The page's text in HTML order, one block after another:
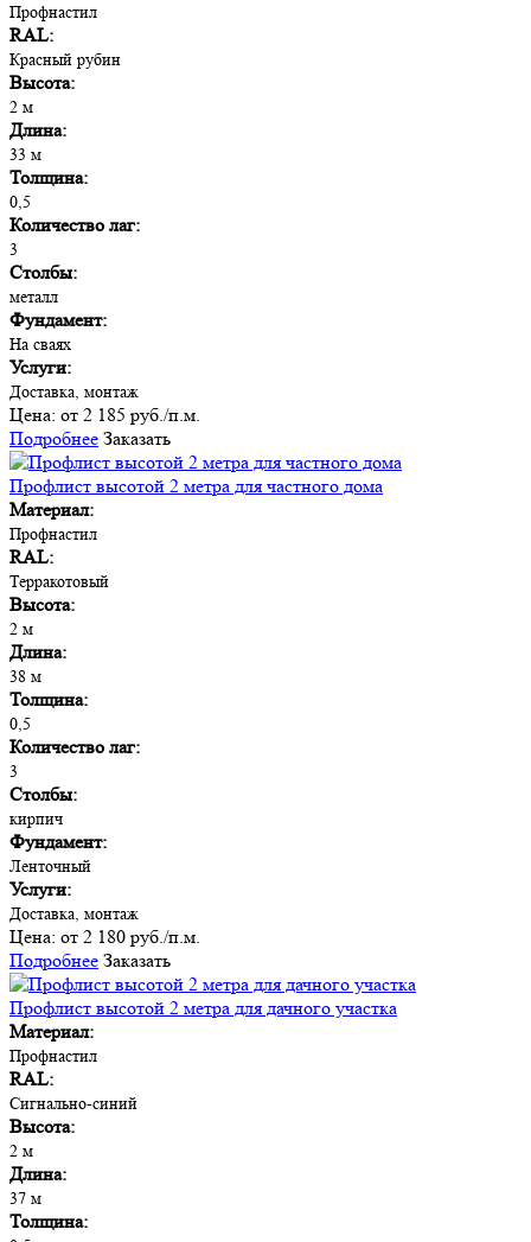
Профнастил
RAL:
Красный рубин
Высота:
2 м
Длина:
33 м
Толщина:
0,5
Количество лаг:
3
Столбы:
металл
Фундамент:
На сваях
Услуги:
Доставка, монтаж
Цена: от 2 185 руб./п.м.
Подробнее Заказать
Профлист высотой 2 метра для частного дома
Материал:
Профнастил
RAL:
Терракотовый
Высота:
2 м
Длина:
38 м
Толщина:
0,5
Количество лаг:
3
Столбы:
кирпич
Фундамент:
Ленточный
Услуги:
Доставка, монтаж
Цена: от 2 180 руб./п.м.
Подробнее Заказать
Профлист высотой 2 метра для дачного участка
Материал:
Профнастил
RAL:
Сигнально-синий
Высота:
2 м
Длина:
37 м
Толщина: